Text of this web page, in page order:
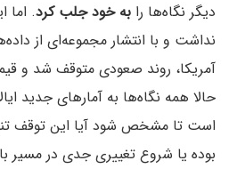
دیگر نگاه‌ها را به خود جلب کرد. اما
نداشت و با انتشار مجموعه‌ای از
آمریکا، روند صعودی متوقف شد و
حالا همه نگاه‌ها به آمارهای جدید
است تا مشخص شود آیا این توقف
بوده یا شروع تغییری جدی در مسیر